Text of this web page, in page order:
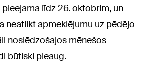
līdz 26. oktobrim, un
neatlikt apmeklējumu uz pēdējo
noslēdzošajos mēnešos
būtiski pieaug.